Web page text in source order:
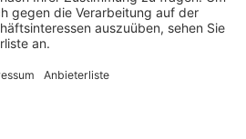
sich am 25. April um
Fengler-Straße. Dort
einen 53-Jährigen und
Auch diesen Fall